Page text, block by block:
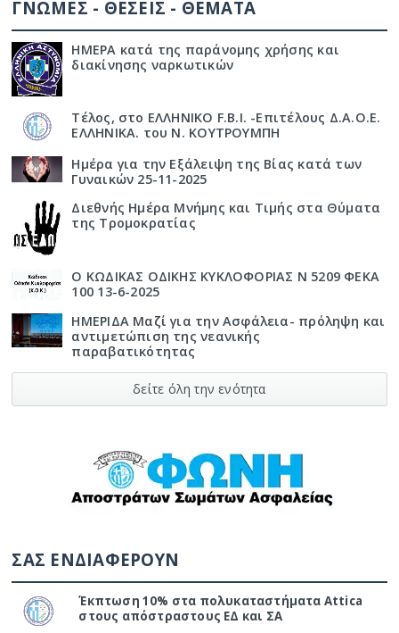
ΓΝΩΜΕΣ - ΘΕΣΕΙΣ - ΘΕΜΑΤΑ
ΗΜΕΡΑ κατά της παράνομης χρήσης και
διακίνησης ναρκωτικών
Τέλος, στο ΕΛΛΗΝΙΚΟ F.B.I. -Επιτέλους Δ.Α.Ο.Ε.
ΕΛΛΗΝΙΚΑ. του Ν. ΚΟΥΤΡΟΥΜΠΗ
Ημέρα για την Εξάλειψη της Βίας κατά των
Γυναικών 25-11-2025
Διεθνής Ημέρα Μνήμης και Τιμής στα Θύματα
της Τρομοκρατίας
Ο ΚΩΔΙΚΑΣ ΟΔΙΚΗΣ ΚΥΚΛΟΦΟΡΙΑΣ Ν 5209 ΦΕΚΑ
100 13-6-2025
ΗΜΕΡΙΔΑ Μαζί για την Ασφάλεια- πρόληψη και
αντιμετώπιση της νεανικής
παραβατικότητας
δείτε όλη την ενότητα
ΣΑΣ ΕΝΔΙΑΦΕΡΟΥΝ
Έκπτωση 10% στα πολυκαταστήματα Attica
στους απόστραστους ΕΔ και ΣΑ